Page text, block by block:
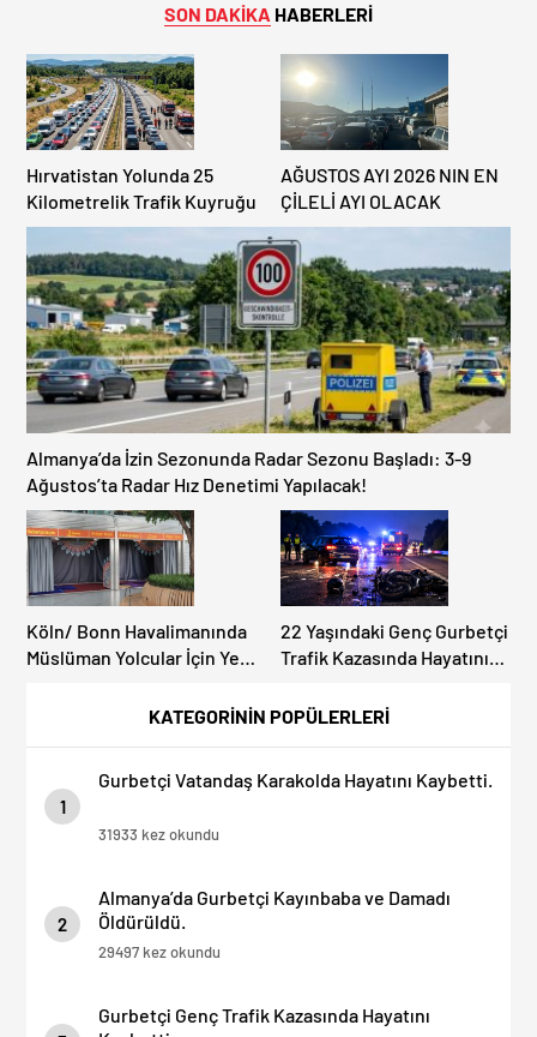
SON DAKİKA HABERLERİ
KATEGORİNİN POPÜLERLERİ
1
Gurbetçi Vatandaş Karakolda Hayatını Kaybetti.
31933 kez okundu
2
Almanya’da Gurbetçi Kayınbaba ve Damadı
Öldürüldü.
29497 kez okundu
Gurbetçi Genç Trafik Kazasında Hayatını
Hırvatistan Yolunda 25
Kilometrelik Trafik Kuyruğu
AĞUSTOS AYI 2026 NIN EN
ÇİLELİ AYI OLACAK
Almanya’da İzin Sezonunda Radar Sezonu Başladı: 3-9
Ağustos’ta Radar Hız Denetimi Yapılacak!
Köln/ Bonn Havalimanında
Müslüman Yolcular İçin Yeni
22 Yaşındaki Genç Gurbetçi
Trafik Kazasında Hayatını